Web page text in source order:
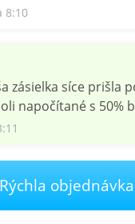
8:10
zásielka síce prišla
napočítané s 50%
Rýchla objednávka